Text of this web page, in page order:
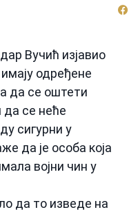
Вучић изјавио
одређене
да се оштети
се неће
сигурни у
да је особа која
војни чин у
да то изведе на